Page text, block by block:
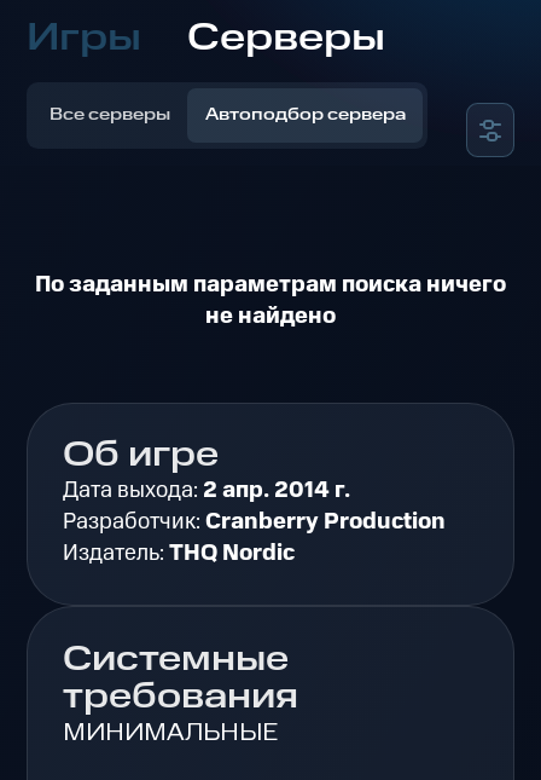
Игры Серверы
Все серверы Автоподбор сервера
По заданным параметрам поиска ничего
не найдено
Об игре
Дата выхода: 2 апр. 2014 г.
Разработчик:Cranberry Production
Издатель:THQ Nordic
Системные
требования
МИНИМАЛЬНЫЕ